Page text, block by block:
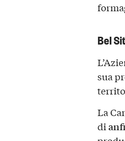
Bel
sua
La
di